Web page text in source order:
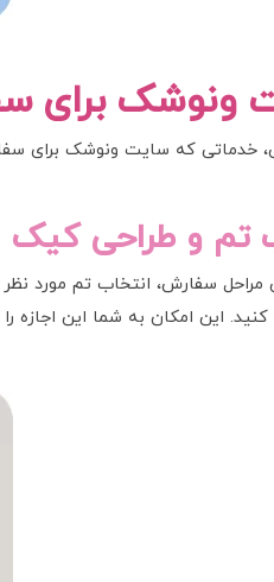
ونوشک برای
خدماتی که سایت ونوشک برای
تم و طراحی کیک
مراحل سفارش، انتخاب تم مورد
این امکان به شما این